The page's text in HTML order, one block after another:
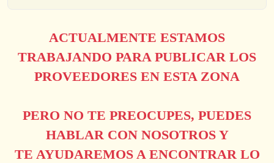
ACTUALMENTE ESTAMOS
TRABAJANDO PARA PUBLICAR LOS
PROVEEDORES EN ESTA ZONA
PERO NO TE PREOCUPES, PUEDES
HABLAR CON NOSOTROS Y
TE AYUDAREMOS A ENCONTRAR LO